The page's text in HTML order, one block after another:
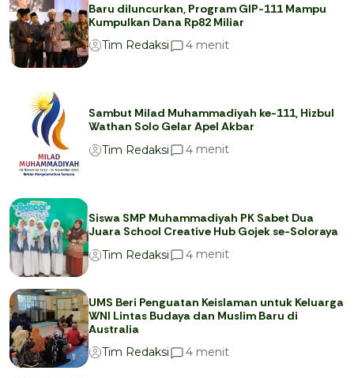
Baru diluncurkan, Program GIP-111 Mampu
Kumpulkan Dana Rp82 Miliar
Tim Redaksi
4 menit
Sambut Milad Muhammadiyah ke-111, Hizbul
Wathan Solo Gelar Apel Akbar
Tim Redaksi
4 menit
Siswa SMP Muhammadiyah PK Sabet Dua
Juara School Creative Hub Gojek se-Soloraya
Tim Redaksi
4 menit
UMS Beri Penguatan Keislaman untuk Keluarga
WNI Lintas Budaya dan Muslim Baru di
Australia
Tim Redaksi
4 menit